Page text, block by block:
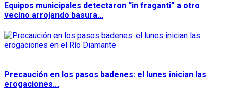
Equipos municipales detectaron “in fraganti” a otro
vecino arrojando basura...
Precaución en los pasos badenes: el lunes inician las
erogaciones...